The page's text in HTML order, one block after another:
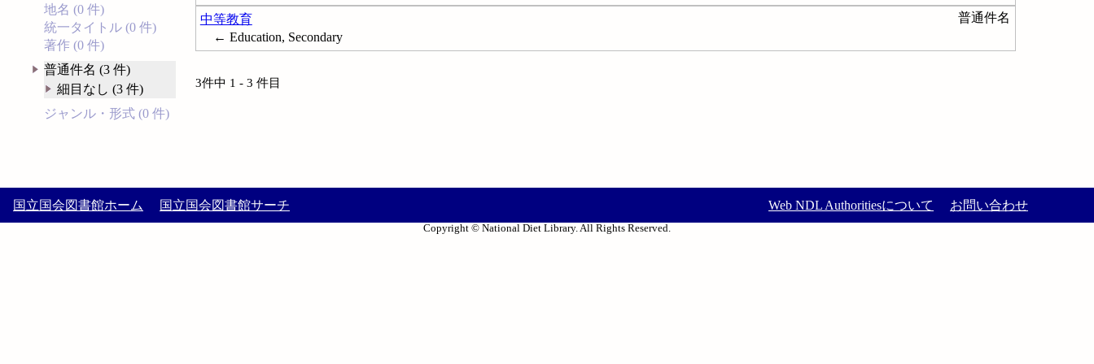
地名 (0 件)
統一タイトル (0 件)
著作 (0 件)
普通件名 (3 件)
細目なし (3 件)
ジャンル・形式 (0 件)
中等教育
普通件名
← Education, Secondary
3件中 1 - 3 件目
国立国会図書館ホーム 国立国会図書館サーチ Web NDL Authoritiesについて お問い合わせ
Copyright © National Diet Library. All Rights Reserved.